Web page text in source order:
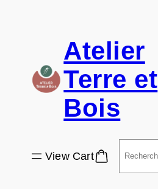
Atelier
Terre et
Bois
View Cart